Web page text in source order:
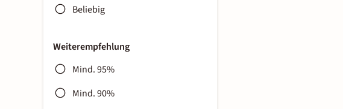
Beliebig
Weiterempfehlung
Mind. 95%
Mind. 90%